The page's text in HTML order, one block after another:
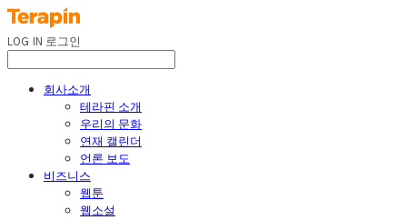
LOG IN 로그인
회사소개
테라핀 소개
우리의 문화
연재 캘린더
언론 보도
비즈니스
웹툰
웹소설